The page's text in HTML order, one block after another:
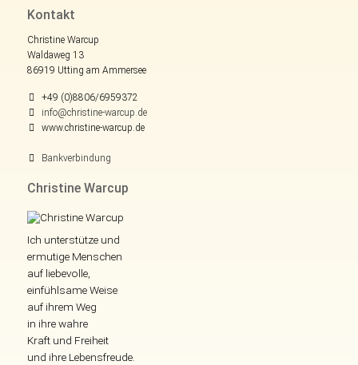
Kontakt
Christine Warcup
Waldaweg 13
86919 Utting am Ammersee
+49 (0)8806/6959372
info@christine-warcup.de
www.christine-warcup.de
Bankverbindung
Christine Warcup
Ich unterstütze und
ermutige Menschen
auf liebevolle,
einfühlsame Weise
auf ihrem Weg
in ihre wahre
Kraft und Freiheit
und ihre Lebensfreude.